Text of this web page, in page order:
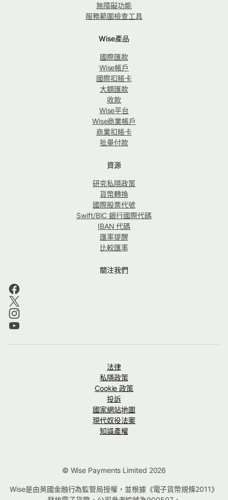
無障礙功能
服務範圍檢查工具
Wise產品
國際匯款
Wise帳戶
國際扣賬卡
大額匯款
收款
Wise平台
Wise商業帳戶
商業扣賬卡
批量付款
資源
研究私隱政策
貨幣轉換
國際股票代號
Swift/BIC 銀行國際代碼
IBAN 代碼
匯率提醒
比較匯率
關注我們
法律
私隱政策
Cookie 政策
投訴
國家網站地圖
現代奴役法案
知識產權
© Wise Payments Limited 2026
Wise是由英國金融行為監管局授權，並根據《電子貨幣規條2011》